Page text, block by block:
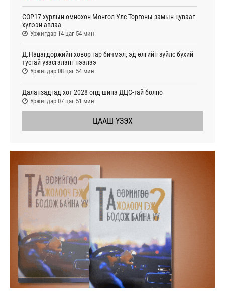
COP17 хурлын өмнөхөн Монгол Улс Торгоны замын цувааг
хүлээн авлаа
Уржигдар 14 цаг 54 мин
Д.Нацагдоржийн ховор гар бичмэл, эд өлгийн зүйлс бүхий
тусгай үзэсгэлэнг нээлээ
Уржигдар 08 цаг 54 мин
Даланзадгад хот 2028 онд шинэ ДЦС-тай болно
Уржигдар 07 цаг 51 мин
ЦААШ ҮЗЭХ